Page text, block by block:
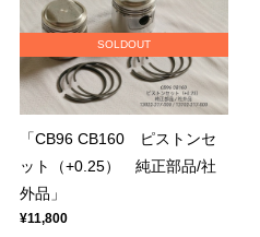
SOLDOUT
「CB96 CB160 ピストンセ
ット（+0.25） 純正部品/社
外品」
¥11,800